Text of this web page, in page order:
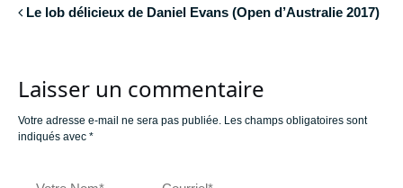
Le lob délicieux de Daniel Evans (Open d’Australie 2017)
Laisser un commentaire
Votre adresse e-mail ne sera pas publiée. Les champs obligatoires sont
indiqués avec *